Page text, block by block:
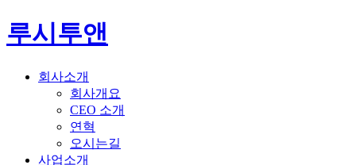
루시투앤
회사소개
회사개요
CEO 소개
연혁
오시는길
사업소개